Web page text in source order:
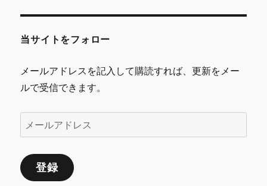
ス
当サイトをフォロー
メールアドレスを記入して購読すれば、更新をメー
ルで受信できます。
ー
ル
ア
登録